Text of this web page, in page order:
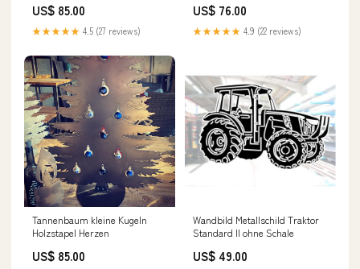
US$ 85.00
★★★★★ 4.5 (27 reviews)
US$ 76.00
★★★★★ 4.9 (22 reviews)
Tannenbaum kleine Kugeln
Holzstapel Herzen
US$ 85.00
Wandbild Metallschild Traktor
Standard II ohne Schale
US$ 49.00